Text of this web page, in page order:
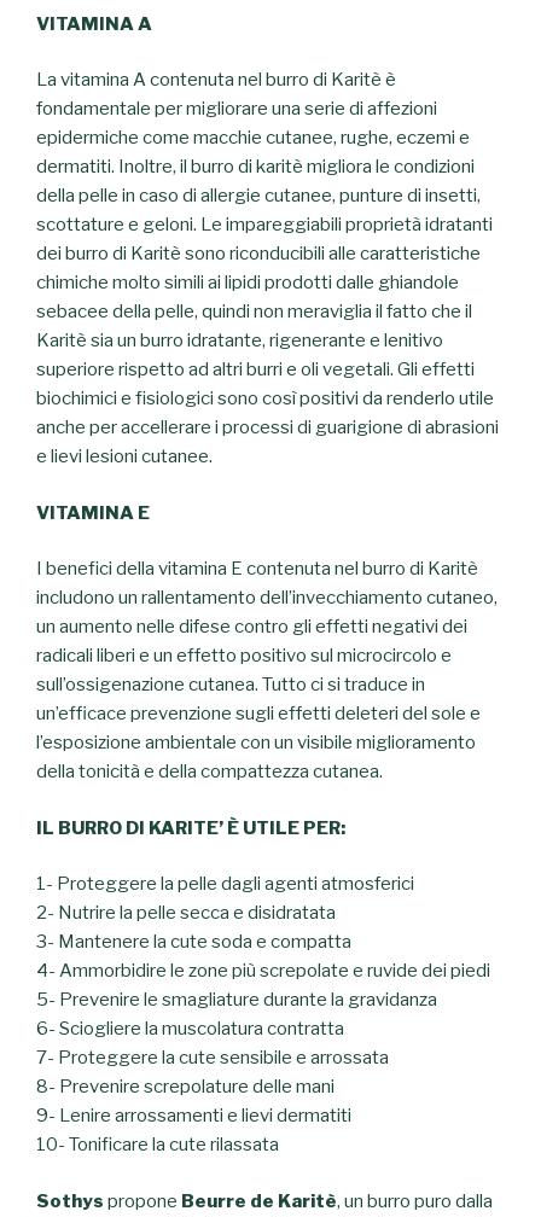
VITAMINA A
La vitamina A contenuta nel burro di Karitè è
fondamentale per migliorare una serie di affezioni
epidermiche come macchie cutanee, rughe, eczemi e
dermatiti. Inoltre, il burro di karitè migliora le condizioni
della pelle in caso di allergie cutanee, punture di insetti,
scottature e geloni. Le impareggiabili proprietà idratanti
dei burro di Karitè sono riconducibili alle caratteristiche
chimiche molto simili ai lipidi prodotti dalle ghiandole
sebacee della pelle, quindi non meraviglia il fatto che il
Karitè sia un burro idratante, rigenerante e lenitivo
superiore rispetto ad altri burri e oli vegetali. Gli effetti
biochimici e fisiologici sono così positivi da renderlo utile
anche per accellerare i processi di guarigione di abrasioni
e lievi lesioni cutanee.
VITAMINA E
I benefici della vitamina E contenuta nel burro di Karitè
includono un rallentamento dell’invecchiamento cutaneo,
un aumento nelle difese contro gli effetti negativi dei
radicali liberi e un effetto positivo sul microcircolo e
sull’ossigenazione cutanea. Tutto ci si traduce in
un’efficace prevenzione sugli effetti deleteri del sole e
l’esposizione ambientale con un visibile miglioramento
della tonicità e della compattezza cutanea.
IL BURRO DI KARITE’ È UTILE PER:
1- Proteggere la pelle dagli agenti atmosferici
2- Nutrire la pelle secca e disidratata
3- Mantenere la cute soda e compatta
4- Ammorbidire le zone più screpolate e ruvide dei piedi
5- Prevenire le smagliature durante la gravidanza
6- Sciogliere la muscolatura contratta
7- Proteggere la cute sensibile e arrossata
8- Prevenire screpolature delle mani
9- Lenire arrossamenti e lievi dermatiti
10- Tonificare la cute rilassata
Sothys propone Beurre de Karitè, un burro puro dalla